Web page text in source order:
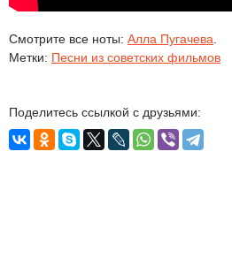
Смотрите все ноты: Алла Пугачева
Метки: Песни из советских фильмов
Поделитесь ссылкой с друзьями: